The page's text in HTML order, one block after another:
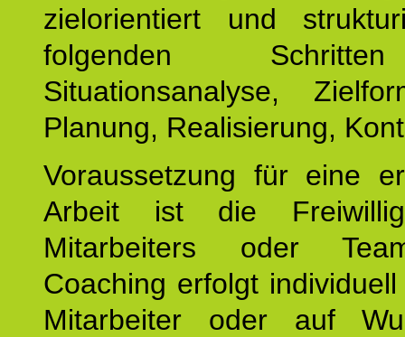
zielorientiert und
folgenden
Situationsanalyse,
Planung, Realisierung,
Voraussetzung für eine
Arbeit ist die
Mitarbeiters oder
Coaching erfolgt
Mitarbeiter oder auf